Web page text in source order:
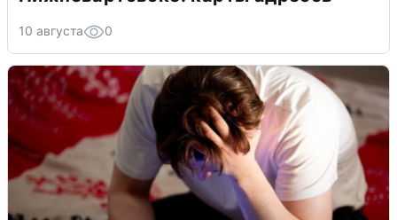
10 августа 0